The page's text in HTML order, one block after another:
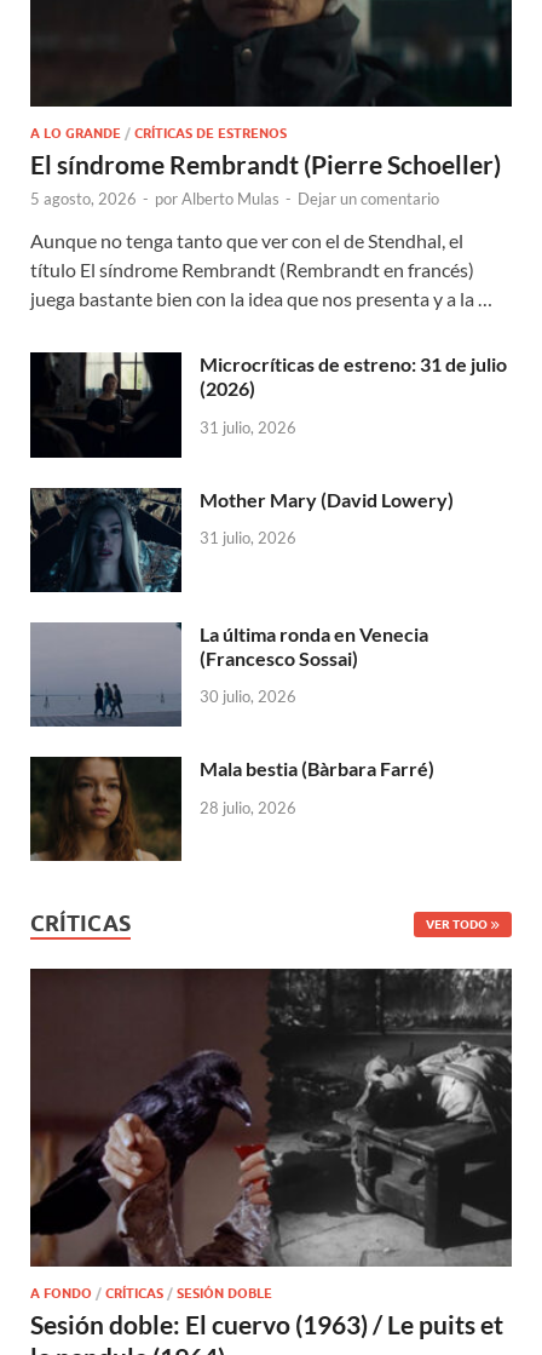
A LO GRANDE / CRÍTICAS DE ESTRENOS
El síndrome Rembrandt (Pierre Schoeller)
5 agosto, 2026 - porAlberto Mulas - Dejar un comentario
Aunque no tenga tanto que ver con el de Stendhal, el
título El síndrome Rembrandt (Rembrandt en francés)
juega bastante bien con la idea que nos presenta y a la …
Microcríticas de estreno: 31 de julio
(2026)
31 julio, 2026
Mother Mary (David Lowery)
31 julio, 2026
La última ronda en Venecia
(Francesco Sossai)
30 julio, 2026
Mala bestia (Bàrbara Farré)
28 julio, 2026
CRÍTICAS VER TODO
A FONDO / CRÍTICAS / SESIÓN DOBLE
Sesión doble: El cuervo (1963) / Le puits et